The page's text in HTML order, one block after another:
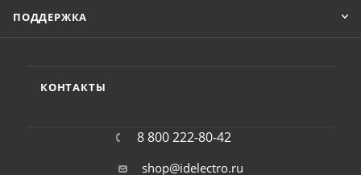
ПОДДЕРЖКА
КОНТАКТЫ
8 800 222-80-42
shop@idelectro.ru